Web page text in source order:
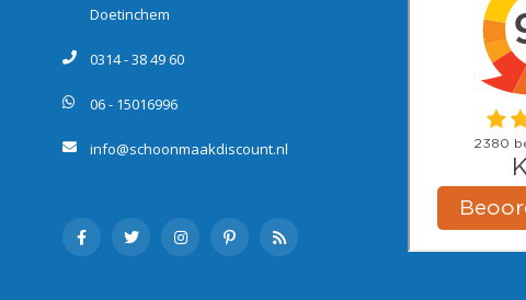
Doetinchem
0314 - 38 49 60
06 - 15016996
info@schoonmaakdiscount.nl